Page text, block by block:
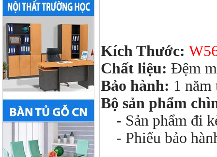
Kích Thước:
Chất liệu: Đệm
Bảo hành: 1 năm
Bộ sản phẩm
- Sản phẩm đi
- Phiếu bảo